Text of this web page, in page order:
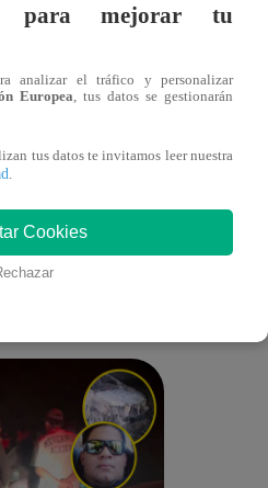
Rodríguez
te puede
para mejorar tu
analizar el tráfico y personalizar
Europea , tus datos se gestionarán
tus datos te invitamos leer nuestra
Cookies